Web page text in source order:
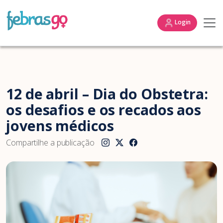
Login
12 de abril – Dia do Obstetra:
os desafios e os recados aos
jovens médicos
Compartilhe a publicação